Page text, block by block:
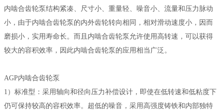
内啮合齿轮泵结构紧凑、尺寸小、重量轻、噪音小、流量和压力脉动
小，由于内啮合齿轮泵的内外齿轮转向相同，相对滑动速度小，因而
磨损小，实用寿命长。而且内啮合齿轮泵允许使用高转速，可以获得
较大的容积效率，因此内啮合齿轮泵的应用相当广泛。
AGP内啮合齿轮泵
1）标准型：采用轴向和径向压力补偿设计，即使在低转速和低粘度下
仍可保持较高的容积效率。超低的噪音，采用高强度铸铁和内部独特